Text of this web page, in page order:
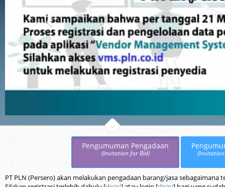
Pengumuman Pengadaan
(Invitation for Bid)
PT PLN (Persero) akan melakukan pengadaan barang/jasa